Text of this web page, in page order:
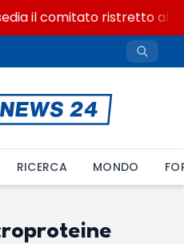
il comitato ristretto al
RICERCA MONDO